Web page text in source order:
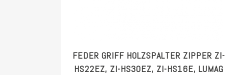
FEDER GRIFF HOLZSPALTER ZIPPER ZI-
HS22EZ, ZI-HS30EZ, ZI-HS16E, LUMAG